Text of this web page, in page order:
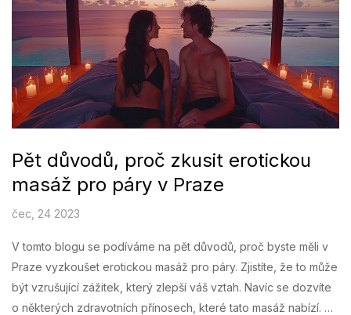
skvělou volbou.
Pět důvodů, proč zkusit erotickou
masáž pro páry v Praze
čec, 24 2023
V tomto blogu se podíváme na pět důvodů, proč byste měli v
Praze vyzkoušet erotickou masáž pro páry. Zjistíte, že to může
být vzrušující zážitek, který zlepší váš vztah. Navíc se dozvíte
o některých zdravotních přínosech, které tato masáž nabízí. Ať